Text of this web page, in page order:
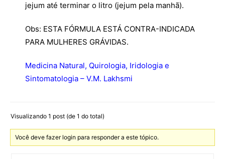
jejum até terminar o litro (jejum pela manhã).
Obs: ESTA FÓRMULA ESTÁ CONTRA-INDICADA
PARA MULHERES GRÁVIDAS.
Medicina Natural, Quirologia, Iridologia e
Sintomatologia – V.M. Lakhsmi
Visualizando 1 post (de 1 do total)
Você deve fazer login para responder a este tópico.